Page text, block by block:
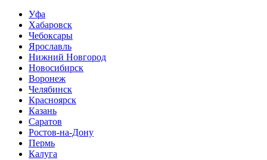
Уфа
Хабаровск
Чебоксары
Ярославль
Нижний Новгород
Новосибирск
Воронеж
Челябинск
Красноярск
Казань
Саратов
Ростов-на-Дону
Пермь
Калуга